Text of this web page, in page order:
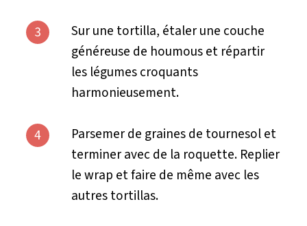
3
Sur une tortilla, étaler une couche
généreuse de houmous et répartir
les légumes croquants
harmonieusement.
4
Parsemer de graines de tournesol et
terminer avec de la roquette. Replier
le wrap et faire de même avec les
autres tortillas.